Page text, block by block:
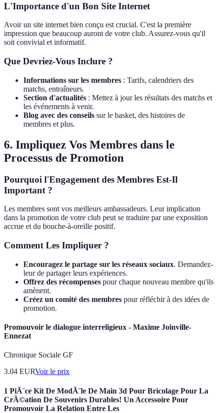
L'Importance d'un Bon Site Internet
Avoir un site internet bien conçu est crucial. C'est la première
impression que beaucoup auront de votre club. Assurez-vous qu'il
soit convivial et informatif.
Que Devriez-Vous Inclure ?
Informations sur les membres : Tarifs, calendriers des
matchs, entraîneurs.
Section d'actualités : Mettez à jour les résultats des matchs et
les événements à venir.
Blog avec des conseils sur le basket, des histoires de
membres et plus.
6. Impliquez Vos Membres dans le
Processus de Promotion
Pourquoi l'Engagement des Membres Est-Il
Important ?
Les membres sont vos meilleurs ambassadeurs. Leur implication
dans la promotion de votre club peut se traduire par une exposition
accrue et du bouche-à-oreille positif.
Comment Les Impliquer ?
Encouragez le partage sur les réseaux sociaux. Demandez-
leur de partager leurs expériences.
Offrez des récompenses pour chaque nouveau membre qu'ils
amènent.
Créez un comité des membres pour réfléchir à des idées de
promotion.
Promouvoir le dialogue interreligieux - Maxime Joinville-
Ennezat
Chronique Sociale GF
3.04 EURVoir le prix
1 PiÃ¨ce Kit De ModÃ¨le De Main 3d Pour Bricolage Pour La
CrÃ©ation De Souvenirs Durables! Un Accessoire Pour
Promouvoir La Relation Entre Les